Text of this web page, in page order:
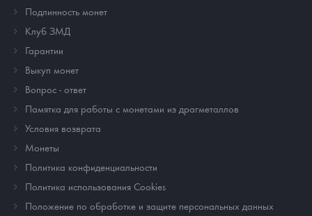
Подлинность монет
Клуб ЗМД
Гарантии
Выкуп монет
Вопрос - ответ
Памятка для работы с монетами из драгметаллов
Условия возврата
Монеты
Политика конфиденциальности
Политика использования Cookies
Положение по обработке и защите персональных данных